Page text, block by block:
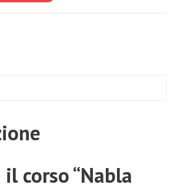
il corso “Nabla